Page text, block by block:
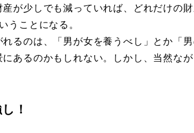
が少しでも減っていれば、どれだけの
うことになる。
れるのは、「男が女を養うべし」とか「
にあるのかもしれない。しかし、当然な
！